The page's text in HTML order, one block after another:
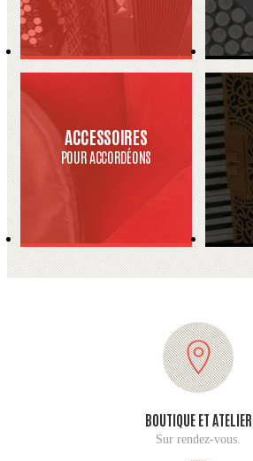
ACCESSOIRES
POUR ACCORDÉONS
BOUTIQUE ET ATELIER
Sur rendez-vous.